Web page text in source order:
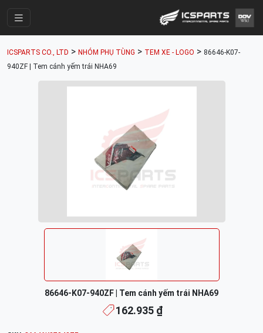
Parts Catalogue
Nhóm Phụ Tùng
Tài khoản
ICSPARTS CO., LTD > NHÓM PHỤ TÙNG > TEM XE - LOGO > 86646-K07-
940ZF | Tem cánh yếm trái NHA69
86646-K07-940ZF | Tem cánh yếm trái NHA69
162.935 ₫